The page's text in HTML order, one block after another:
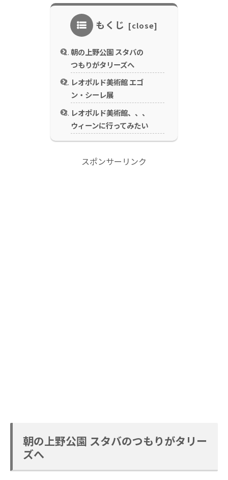
もくじ
朝の上野公園 スタバの
つもりがタリーズへ
レオポルド美術館 エゴ
ン・シーレ展
レオポルド美術館、、、
ウィーンに行ってみたい
スポンサーリンク
朝の上野公園 スタバのつもりがタリー
ズへ